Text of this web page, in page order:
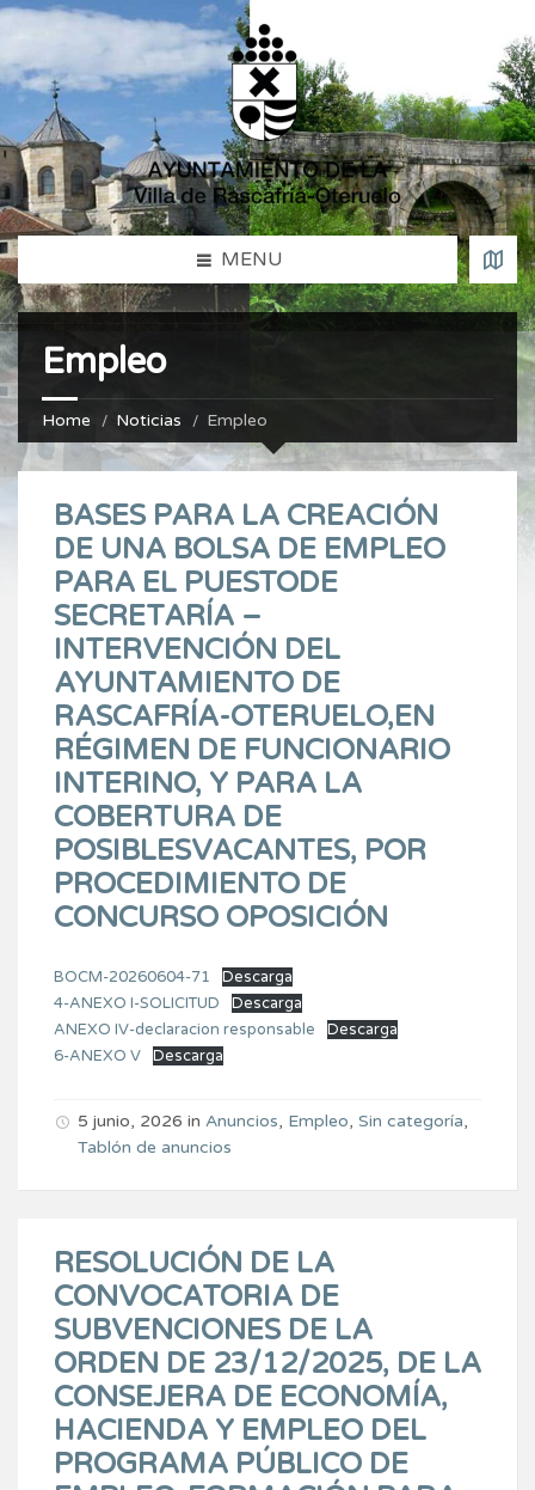
MENU
Empleo
Home Noticias Empleo
BASES PARA LA CREACIÓN
DE UNA BOLSA DE EMPLEO
PARA EL PUESTODE
SECRETARÍA –
INTERVENCIÓN DEL
AYUNTAMIENTO DE
RASCAFRÍA-OTERUELO,EN
RÉGIMEN DE FUNCIONARIO
INTERINO, Y PARA LA
COBERTURA DE
POSIBLESVACANTES, POR
PROCEDIMIENTO DE
CONCURSO OPOSICIÓN
BOCM-20260604-71
Descarga
4-ANEXO I-SOLICITUD
Descarga
ANEXO IV-declaracion responsable
Descarga
6-ANEXO V
Descarga
5 junio, 2026 in Anuncios, Empleo, Sin categoría,
Tablón de anuncios
RESOLUCIÓN DE LA
CONVOCATORIA DE
SUBVENCIONES DE LA
ORDEN DE 23/12/2025, DE LA
CONSEJERA DE ECONOMÍA,
HACIENDA Y EMPLEO DEL
PROGRAMA PÚBLICO DE